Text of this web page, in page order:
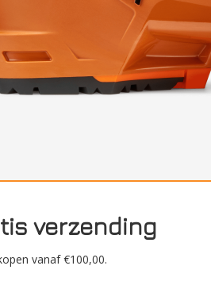
verzending
vanaf €100,00.